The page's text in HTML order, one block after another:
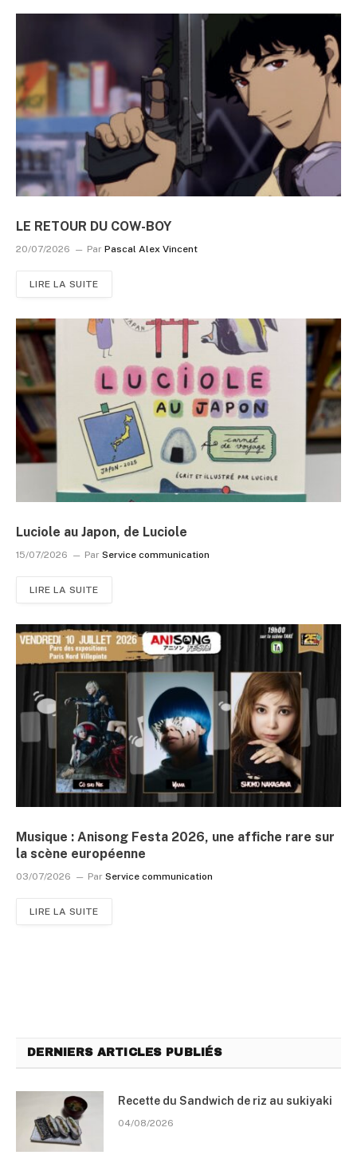
LE RETOUR DU COW-BOY
20/07/2026 Par Pascal Alex Vincent
LIRE LA SUITE
Luciole au Japon, de Luciole
15/07/2026 Par Service communication
LIRE LA SUITE
Musique : Anisong Festa 2026, une affiche rare sur
la scène européenne
03/07/2026 Par Service communication
LIRE LA SUITE
DERNIERS ARTICLES PUBLIÉS
Recette du Sandwich de riz au sukiyaki
04/08/2026